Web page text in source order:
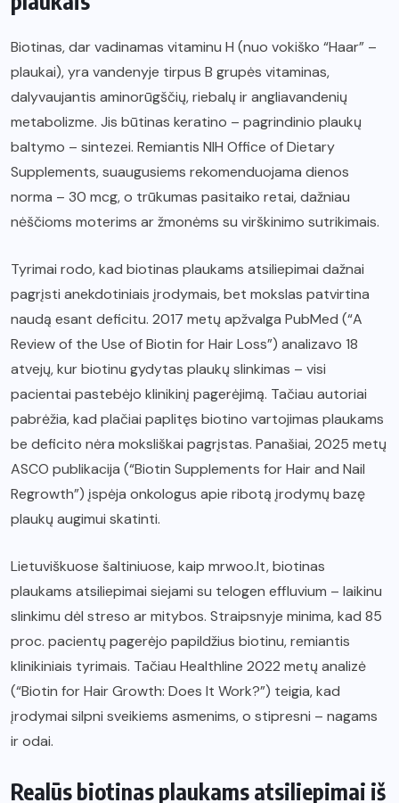
Biotinas, dar vadinamas vitaminu H (nuo vokiško “Haar” –
plaukai), yra vandenyje tirpus B grupės vitaminas,
dalyvaujantis aminorūgščių, riebalų ir angliavandenių
metabolizme. Jis būtinas keratino – pagrindinio plaukų
baltymo – sintezei. Remiantis NIH Office of Dietary
Supplements, suaugusiems rekomenduojama dienos
norma – 30 mcg, o trūkumas pasitaiko retai, dažniau
nėščioms moterims ar žmonėms su virškinimo sutrikimais.
Tyrimai rodo, kad biotinas plaukams atsiliepimai dažnai
pagrįsti anekdotiniais įrodymais, bet mokslas patvirtina
naudą esant deficitu. 2017 metų apžvalga PubMed (“A
Review of the Use of Biotin for Hair Loss”) analizavo 18
atvejų, kur biotinu gydytas plaukų slinkimas – visi
pacientai pastebėjo klinikinį pagerėjimą. Tačiau autoriai
pabrėžia, kad plačiai paplitęs biotino vartojimas plaukams
be deficito nėra moksliškai pagrįstas. Panašiai, 2025 metų
ASCO publikacija (“Biotin Supplements for Hair and Nail
Regrowth”) įspėja onkologus apie ribotą įrodymų bazę
plaukų augimui skatinti.
Lietuviškuose šaltiniuose, kaip mrwoo.lt, biotinas
plaukams atsiliepimai siejami su telogen effluvium – laikinu
slinkimu dėl streso ar mitybos. Straipsnyje minima, kad 85
proc. pacientų pagerėjo papildžius biotinu, remiantis
klinikiniais tyrimais. Tačiau Healthline 2022 metų analizė
(“Biotin for Hair Growth: Does It Work?”) teigia, kad
įrodymai silpni sveikiems asmenims, o stipresni – nagams
ir odai.
Realūs biotinas plaukams atsiliepimai iš